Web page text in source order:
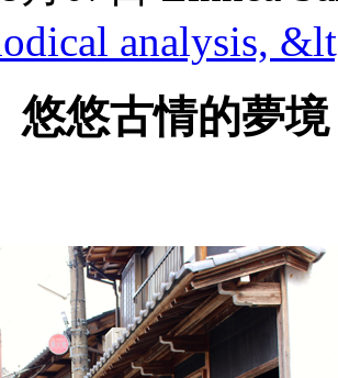
analysis,
悠悠古情的夢